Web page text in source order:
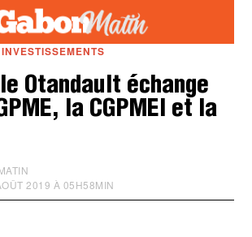
Otandault échange
la CGPMEI et la
2019 À 05H58MIN
I
cookies